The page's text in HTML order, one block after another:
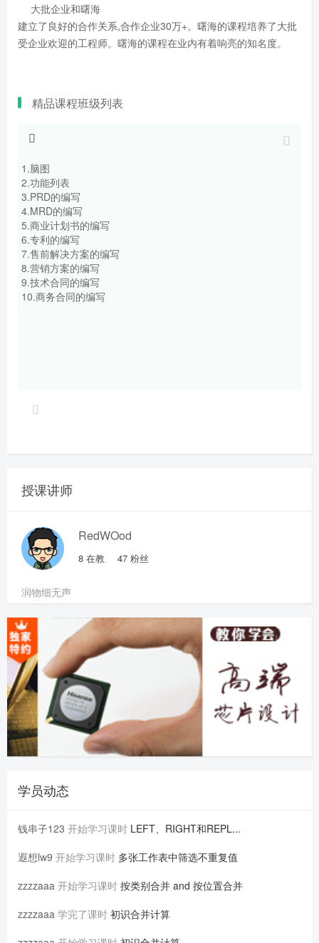
大批企业和曙海
建立了良好的合作关系,合作企业30万+。曙海的课程培养了大批
受企业欢迎的工程师。曙海的课程在业内有着响亮的知名度。
精品课程班级列表
1.脑图
2.功能列表
3.PRD的编写
4.MRD的编写
5.商业计划书的编写
6.专利的编写
7.售前解决方案的编写
8.营销方案的编写
9.技术合同的编写
10.商务合同的编写
授课讲师
RedWOod
8 在教 47 粉丝
润物细无声
学员动态
钱串子123 开始学习课时 LEFT、RIGHT和REPL...
遐想lw9 开始学习课时 多张工作表中筛选不重复值
zzzzaaa 开始学习课时 按类别合并 and 按位置合并
zzzzaaa 学完了课时 初识合并计算